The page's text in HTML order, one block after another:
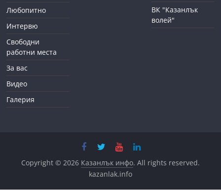
Любопитно
Интервю
Свободни
работни места
За вас
Видео
Галерия
ВК "Казанлък
волей"
Copyright © 2026 Казанлък инфо. All rights reserved.
kazanlak.info